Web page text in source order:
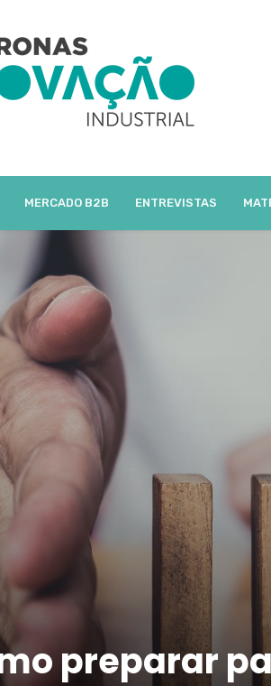
MERCADO B2B ENTREVISTAS
preparar